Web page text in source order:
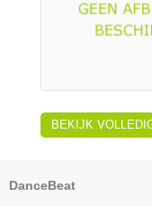
BEKIJK
DanceBeat